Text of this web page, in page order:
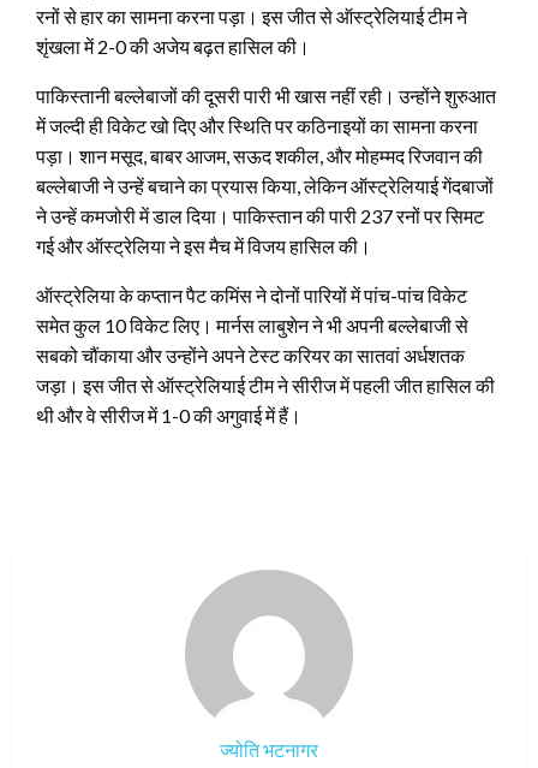
रनों से हार का सामना करना पड़ा। इस जीत से ऑस्ट्रेलियाई टीम ने
शृंखला में 2-0 की अजेय बढ़त हासिल की।
पाकिस्तानी बल्लेबाजों की दूसरी पारी भी खास नहीं रही। उन्होंने शुरुआत
में जल्दी ही विकेट खो दिए और स्थिति पर कठिनाइयों का सामना करना
पड़ा। शान मसूद, बाबर आजम, सऊद शकील, और मोहम्मद रिजवान की
बल्लेबाजी ने उन्हें बचाने का प्रयास किया, लेकिन ऑस्ट्रेलियाई गेंदबाजों
ने उन्हें कमजोरी में डाल दिया। पाकिस्तान की पारी 237 रनों पर सिमट
गई और ऑस्ट्रेलिया ने इस मैच में विजय हासिल की।
ऑस्ट्रेलिया के कप्तान पैट कमिंस ने दोनों पारियों में पांच-पांच विकेट
समेत कुल 10 विकेट लिए। मार्नस लाबुशेन ने भी अपनी बल्लेबाजी से
सबको चौंकाया और उन्होंने अपने टेस्ट करियर का सातवां अर्धशतक
जड़ा। इस जीत से ऑस्ट्रेलियाई टीम ने सीरीज में पहली जीत हासिल की
थी और वे सीरीज में 1-0 की अगुवाई में हैं।
ज्योति भटनागर